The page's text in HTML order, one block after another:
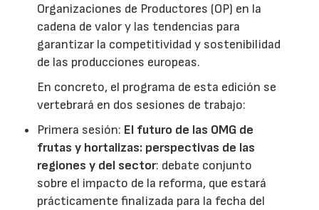
Organizaciones de Productores (OP) en la
cadena de valor y las tendencias para
garantizar la competitividad y sostenibilidad
de las producciones europeas.
En concreto, el programa de esta edición se
vertebrará en dos sesiones de trabajo:
Primera sesión: El futuro de las OMG de
frutas y hortalizas: perspectivas de las
regiones y del sector: debate conjunto
sobre el impacto de la reforma, que estará
prácticamente finalizada para la fecha del